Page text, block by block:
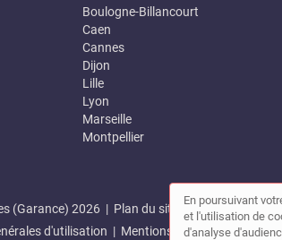
Boulogne-Billancourt
Caen
Cannes
Dijon
Lille
Lyon
Marseille
Montpellier
(Garance) 2026 | Plan du site |Mon compte |
d'utilisation | Mentions légales
En poursuivant
et l'utilisation de
d'analyse